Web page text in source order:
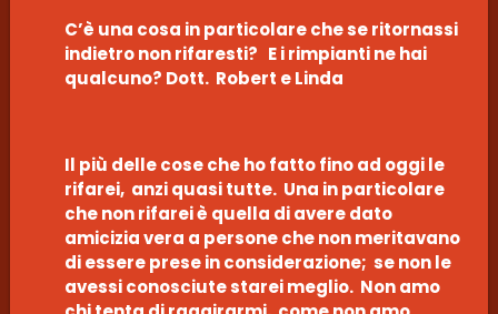
C’è una cosa in particolare che se ritornassi
indietro non rifaresti? E i rimpianti ne hai
qualcuno? Dott. Robert e Linda
Il più delle cose che ho fatto fino ad oggi le
rifarei, anzi quasi tutte. Una in particolare
che non rifarei è quella di avere dato
amicizia vera a persone che non meritavano
di essere prese in considerazione; se non le
avessi conosciute starei meglio. Non amo